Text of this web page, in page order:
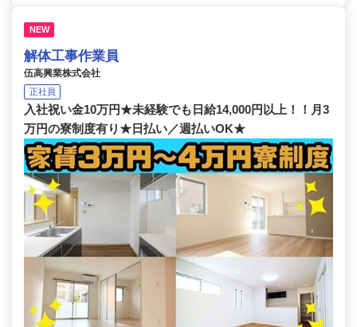
NEW
解体工事作業員
伍高興業株式会社
正社員
入社祝い金10万円★未経験でも日給14,000円以上！！月3
万円の寮制度有り★日払い／週払いOK★